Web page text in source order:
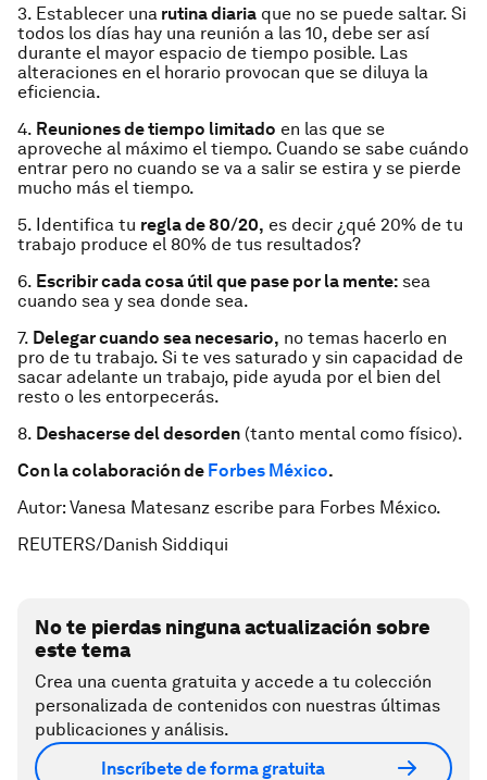
3. Establecer una rutina diaria que no se puede saltar. Si
todos los días hay una reunión a las 10, debe ser así
durante el mayor espacio de tiempo posible. Las
alteraciones en el horario provocan que se diluya la
eficiencia.
4. Reuniones de tiempo limitado en las que se
aproveche al máximo el tiempo. Cuando se sabe cuándo
entrar pero no cuando se va a salir se estira y se pierde
mucho más el tiempo.
5. Identifica tu regla de 80/20, es decir ¿qué 20% de tu
trabajo produce el 80% de tus resultados?
6. Escribir cada cosa útil que pase por la mente: sea
cuando sea y sea donde sea.
7. Delegar cuando sea necesario, no temas hacerlo en
pro de tu trabajo. Si te ves saturado y sin capacidad de
sacar adelante un trabajo, pide ayuda por el bien del
resto o les entorpecerás.
8. Deshacerse del desorden (tanto mental como físico).
Con la colaboración de Forbes México.
Autor: Vanesa Matesanz escribe para Forbes México.
REUTERS/Danish Siddiqui
No te pierdas ninguna actualización sobre
este tema
Crea una cuenta gratuita y accede a tu colección
personalizada de contenidos con nuestras últimas
publicaciones y análisis.
Inscríbete de forma gratuita